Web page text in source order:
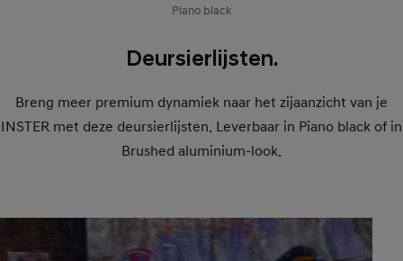
Deursierlijsten.
Breng meer premium dynamiek naar het zijaanzicht van je
INSTER met deze deursierlijsten. Leverbaar in Piano black of in
Brushed aluminium-look.
Piano black